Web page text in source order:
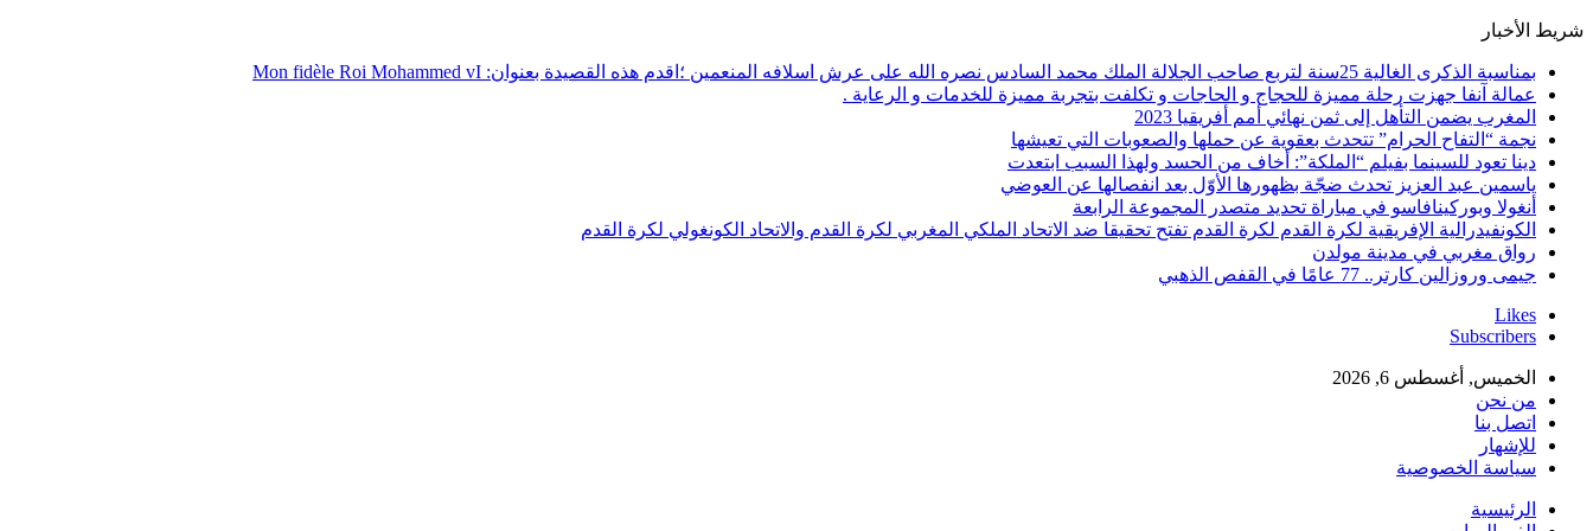
شريط الأخبار
بمناسبة الذكرى الغالية 25سنة لتربع صاحب الجلالة الملك محمد السادس نصره الله على عرش اسلافه المنعمين ؛اقدم هذه القصيدة بعنوان: Mon fidèle Roi Mohammed vI
عمالة آنفا جهزت رحلة مميزة للحجاج و الحاجات و تكلفت بتجربة مميزة للخدمات و الرعاية .
المغرب يضمن التأهل إلى ثمن نهائي أمم أفريقيا 2023
نجمة “التفاح الحرام” تتحدث بعقوية عن حملها والصعوبات التي تعيشها
دينا تعود للسينما بفيلم “الملكة”: أخاف من الحسد ولهذا السبب ابتعدت
ياسمين عبد العزيز تحدث ضجّة بظهورها الأوّل بعد انفصالها عن العوضي
أنغولا وبوركينافاسو في مباراة تحديد متصدر المجموعة الرابعة
الكونفيدرالية الإفريقية لكرة القدم لكرة القدم تفتح تحقيقا ضد الاتحاد الملكي المغربي لكرة القدم والاتحاد الكونغولي لكرة القدم
رواق مغربي في مدينة مولدن
جيمى وروزالين كارتر.. 77 عامًا في القفص الذهبي
Likes
Subscribers
الخميس, أغسطس 6, 2026
من نحن
اتصل بنا
للإشهار
سياسة الخصوصية
الرئيسية